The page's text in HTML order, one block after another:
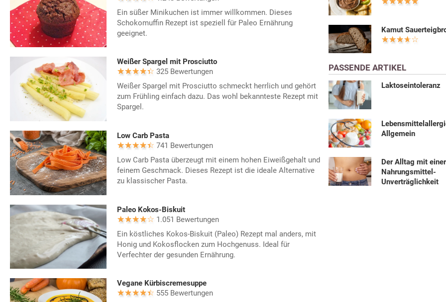
Ein süßer Minikuchen ist immer willkommen. Dieses
Schokomuffin Rezept ist speziell für Paleo Ernährung
geeignet.
Weißer Spargel mit Prosciutto
325 Bewertungen
Weißer Spargel mit Prosciutto schmeckt herrlich und gehört
zum Frühling einfach dazu. Das wohl bekannteste Rezept mit
Spargel.
Low Carb Pasta
741 Bewertungen
Low Carb Pasta überzeugt mit einem hohen Eiweißgehalt und
feinem Geschmack. Dieses Rezept ist die ideale Alternative
zu klassischer Pasta.
Paleo Kokos-Biskuit
1.051 Bewertungen
Ein köstliches Kokos-Biskuit (Paleo) Rezept mal anders, mit
Honig und Kokosflocken zum Hochgenuss. Ideal für
Verfechter der gesunden Ernährung.
Vegane Kürbiscremesuppe
555 Bewertungen
Kamut
PASSENDE ARTIKEL
Laktoseintoleranz
Allgemein
Der Alltag mit einer
Nahrungsmittel-
Unverträglichkeit